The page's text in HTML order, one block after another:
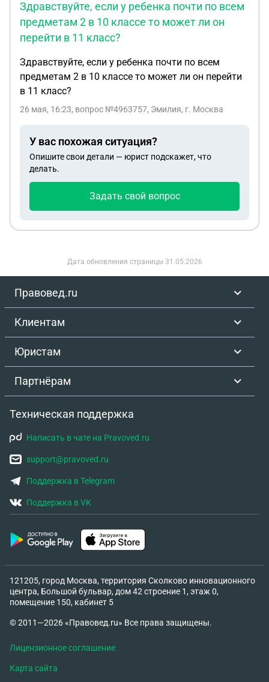
Здравствуйте, если у ребенка почти по всем
предметам 2 в 10 классе то может ли он
перейти в 11 класс?
Здравствуйте, если у ребенка почти по всем
предметам 2 в 10 классе то может ли он перейти
в 11 класс?
26 мая, 16:23, вопрос №4963757, Эмилия, г. Москва
У вас похожая ситуация?
Опишите свои детали — юрист подскажет, что
делать.
Задать свой вопрос
Дата обновления страницы 31.05.2026
Правовед.ru
Клиентам
Юристам
Партнёрам
Техническая поддержка
Написать в чате на Pravoved.ru
support@pravoved.ru
Поддержка в Telegram
Поддержка в VK
121205, город Москва, территория Сколково инновационного
центра, Большой бульвар, дом 42 строение 1, этаж 0,
помещение 150, кабинет 5
© 2011—2026 «Правовед.ru» Все права защищены.
Лицензионное соглашение
Карта сайта